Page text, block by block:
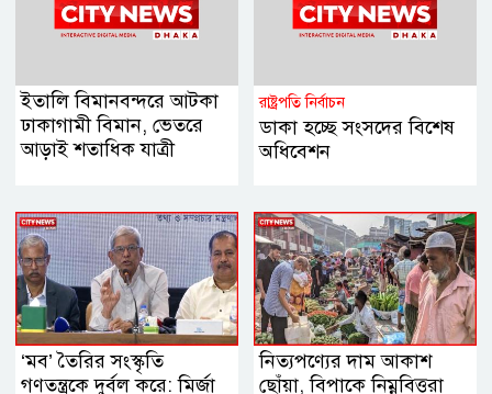
ইতালি বিমানবন্দরে আটকা
ঢাকাগামী বিমান, ভেতরে
আড়াই শতাধিক যাত্রী
রাষ্ট্রপতি নির্বাচন
ডাকা হচ্ছে সংসদের বিশেষ
অধিবেশন
‘মব’ তৈরির সংস্কৃতি
গণতন্ত্রকে দুর্বল করে: মির্জা
নিত্যপণ্যের দাম আকাশ
ছোঁয়া, বিপাকে নিম্নবিত্তরা